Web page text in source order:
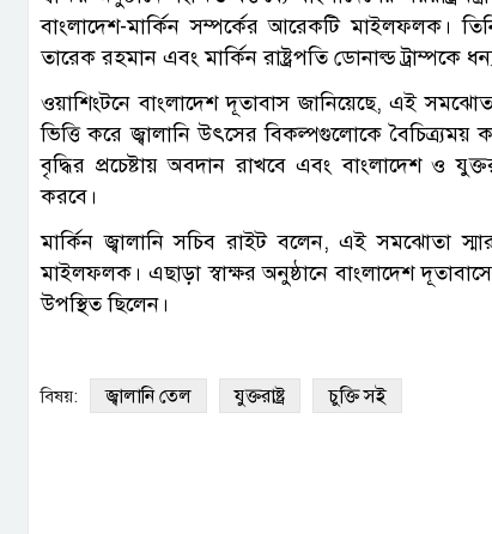
বাংলাদেশ-মার্কিন সম্পর্কের আরেকটি মাইলফলক।
তারেক রহমান এবং মার্কিন রাষ্ট্রপতি ডোনাল্ড ট্রাম্পকে
ওয়াশিংটনে বাংলাদেশ দূতাবাস জানিয়েছে, এই
ভিত্তি করে জ্বালানি উৎসের বিকল্পগুলোকে বৈচিত্র্যময়
বৃদ্ধির প্রচেষ্টায় অবদান রাখবে এবং বাংলাদেশ ও
করবে।
মার্কিন জ্বালানি সচিব রাইট বলেন, এই সমঝোতা
মাইলফলক। এছাড়া স্বাক্ষর অনুষ্ঠানে বাংলাদেশ
উপস্থিত ছিলেন।
বিষয়: জ্বালানি তেল যুক্তরাষ্ট্র চুক্তি সই